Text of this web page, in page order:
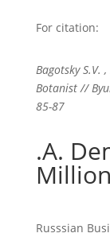
For citation:
Bagotsky S.V.
Botanist //
85-87
.A.
Russsian